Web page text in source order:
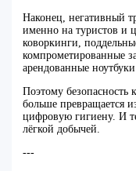
Наконец, негативный
именно на туристов и
коворкинги,
компрометированные
арендованные
Поэтому безопасность
больше превращается
цифровую гигиену. И
лёгкой добычей.
---